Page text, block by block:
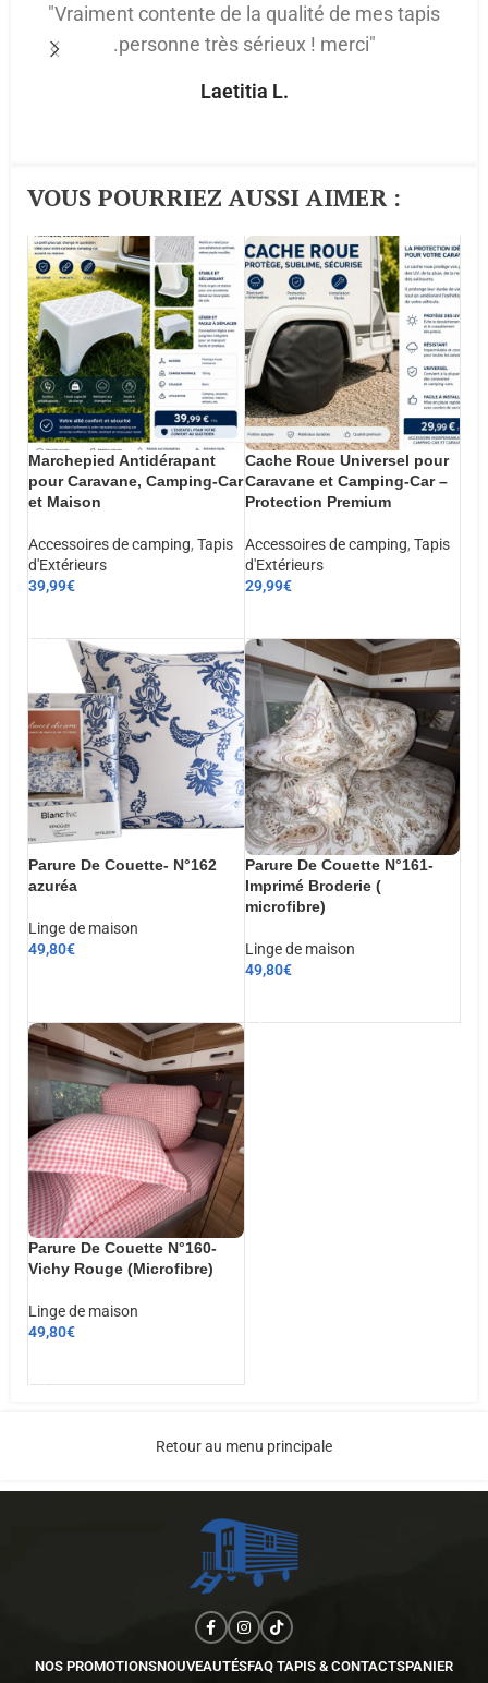
"Vraiment contente de la qualité de mes tapis
.personne très sérieux ! merci"
Laetitia L.
VOUS POURRIEZ AUSSI AIMER :​
Marchepied Antidérapant
pour Caravane, Camping-Car
et Maison
Accessoires de camping, Tapis
d'Extérieurs
39,99€
Cache Roue Universel pour
Caravane et Camping-Car –
Protection Premium
Accessoires de camping, Tapis
d'Extérieurs
29,99€
Parure De Couette- N°162
azuréa
Linge de maison
49,80€
Parure De Couette N°161-
Imprimé Broderie (
microfibre)
Linge de maison
49,80€
Parure De Couette N°160-
Vichy Rouge (Microfibre)
Linge de maison
49,80€
Retour au menu principale
NOS PROMOTIONSNOUVEAUTÉSFAQ TAPIS & CONTACTSPANIER